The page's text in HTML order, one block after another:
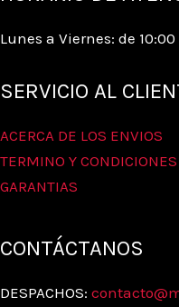
Lunes a Viernes: de 10:00
SERVICIO AL
ACERCA DE LOS ENVIOS
TERMINO Y CONDICIONES
GARANTIAS
CONTÁCTANOS
DESPACHOS: